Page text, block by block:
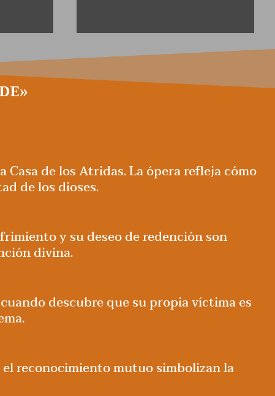
de los Atridas. La ópera refleja cómo
de los dioses.
y su deseo de redención son
divina.
descubre que su propia víctima es
reconocimiento mutuo simbolizan la